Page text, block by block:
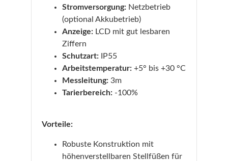
Stromversorgung:Netzbetrieb
(optional Akkubetrieb)
Anzeige:LCD mit gut lesbaren
Ziffern
Schutzart:IP55
Arbeitstemperatur:+5° bis +30 °C
Messleitung:3m
Tarierbereich:-100%
Vorteile:
Robuste Konstruktion mit
höhenverstellbaren Stellfüßen für